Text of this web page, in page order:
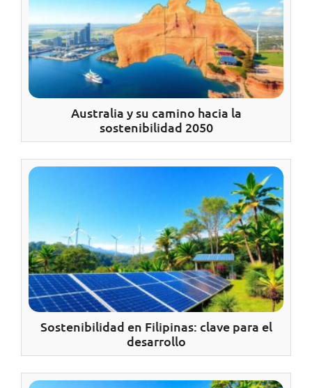
Australia y su camino hacia la
sostenibilidad 2050
Sostenibilidad en Filipinas: clave para el
desarrollo